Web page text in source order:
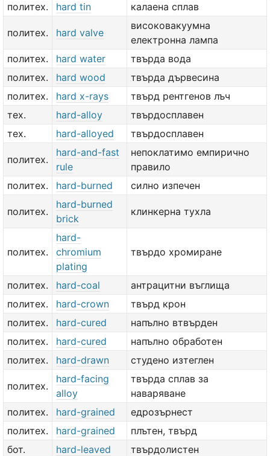
политех.
hard tin калаена сплав
политех. hard valve
високовакуумна
електронна лампа
политех.
hard water
твърда вода
политех.
hard wood
твърда дървесина
политех.
hard x-rays
твърд рентгенов лъч
тех.
hard-alloy
твърдосплавен
тех.
hard-alloyed твърдосплавен
политех.
hard-and-fast
rule
непоклатимо емпирично
правило
политех.
hard-burned силно изпечен
политех.
hard-burned
brick
клинкерна тухла
политех.
hard-
chromium
plating
твърдо хромиране
политех. hard-coal
антрацитни въглища
политех.
hard-crown
твърд крон
политех.
hard-cured
напълно втвърден
политех.
hard-cured
напълно обработен
политех.
hard-drawn студено изтеглен
политех.
hard-facing
alloy
твърда сплав за
наваряване
политех.
hard-grained
едрозърнест
политех.
hard-grained
плътен, твърд
бот.
hard-leaved
твърдолистен